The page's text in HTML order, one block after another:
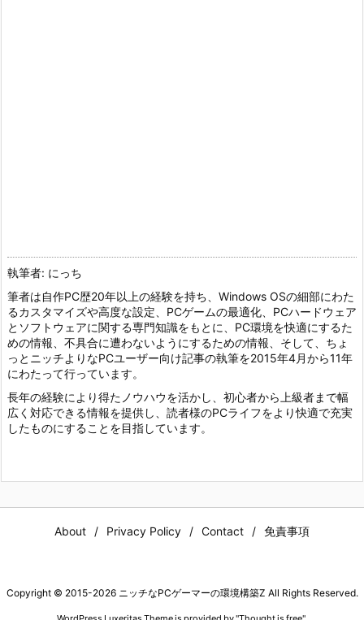
執筆者: にっち
筆者は自作PC歴20年以上の経験を持ち、Windows OSの細部にわた
るカスタマイズや高度な設定、PCゲームの最適化、PCハードウェア
とソフトウェアに関する専門知識をもとに、PC環境を快適にするた
めの情報、不具合に遭わないようにするための情報、そして、ちょ
っとニッチよりなPCユーザー向け記事の執筆を2015年4月から11年
にわたって行っています。
長年の経験により得たノウハウを活かし、初心者から上級者まで幅
広く対応できる情報を提供し、読者様のPCライフをより快適で充実
したものにすることを目指しています。
About Privacy Policy Contact 免責事項
Copyright © 2015-2026 ニッチなPCゲーマーの環境構築Z All Rights Reserved.